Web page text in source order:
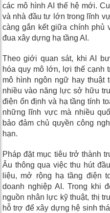
các mô hình AI thế hệ mới.
và nhà đầu tư lớn trong lĩnh
càng gắn kết giữa chính phủ
đua xây dựng hạ tầng AI.
Theo giới quan sát, khi AI
hóa quy mô lớn, lợi thế cạnh
mô hình ngôn ngữ hay thuật
nhiều vào năng lực sở hữu
điện ổn định và hạ tầng tính
những lĩnh vực mà nhiều
bảo đảm chủ quyền công
hạn.
Pháp đặt mục tiêu trở thành
Âu thông qua việc thu hút
liệu, mở rộng hạ tầng điện
doanh nghiệp AI. Trong khi
nguồn nhân lực kỹ thuật, thị
hỗ trợ để xây dựng hệ sinh